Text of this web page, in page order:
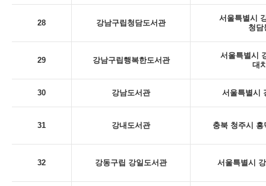
28 강남구립청담도서관
서울특별시
청담
29 강남구립행복한도서관
서울특별시
대
30 강남도서관 서울특별시
31 강내도서관 충북 청주시
32 강동구립 강일도서관 서울특별시